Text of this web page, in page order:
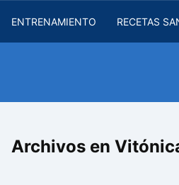
ENTRENAMIENTO RECETAS
Archivos en